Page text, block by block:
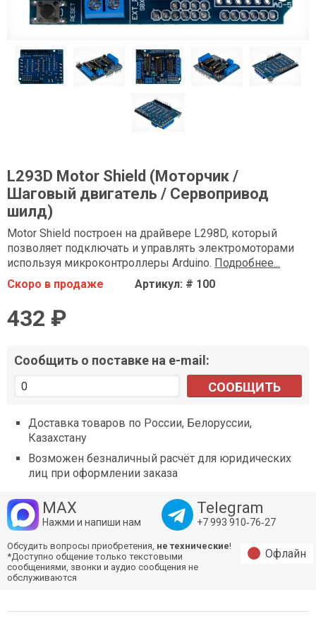
L293D Motor Shield (Моторчик /
Шаговый двигатель / Сервопривод
шилд)
Motor Shield построен на драйвере L298D, который
позволяет подключать и управлять электромоторами
используя микроконтроллеры Arduino. Подробнее...
Скоро в продаже
Артикул: # 100
432 ₽
Сообщить о поставке на e-mail:
СООБЩИТЬ
Доставка товаров по России, Белоруссии,
Казахстану
Возможен безналичный расчёт для юридических
лиц при оформлении заказа
MAX
Нажми и напиши нам
Telegram
+7 993 910‑76‑27
Обсудить вопросы приобретения, не технические!
*Доступно общение только текстовыми
сообщениями, звонки и аудио сообщения не
обслуживаются
Офлайн